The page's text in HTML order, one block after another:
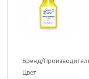
Бренд/
Цвет